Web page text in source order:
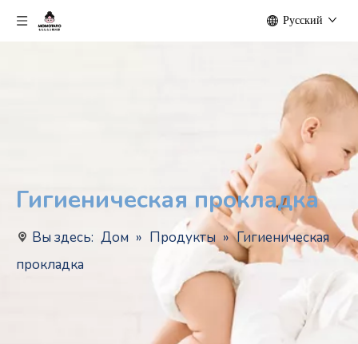
Pусский
Гигиеническая прокладка
Вы здесь: Дом » Продукты » Гигиеническая
прокладка